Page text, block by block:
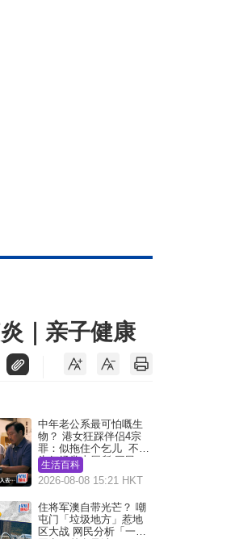
｜亲子健康
中年老公系最可怕嘅生
物？ 港女狂踩伴侣4宗
罪：似拖住个乞儿 不解
为何经常去厕所 网民一
语道破
生活百科
2026-08-08 15:21 HKT
住将军澳自带光芒？ 嘲
屯门「垃圾地方」惹地
区大战 网民分析「一共